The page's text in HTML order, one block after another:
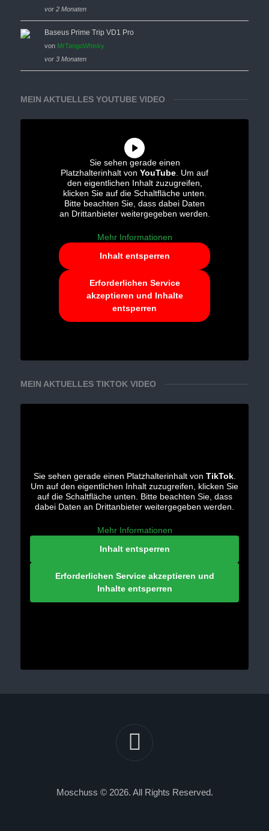
vor 2 Monaten
Baseus Prime Trip VD1 Pro
von MrTangoWhisky
vor 3 Monaten
MEIN AKTUELLES YOUTUBE VIDEO
Sie sehen gerade einen
Platzhalterinhalt von YouTube . Um auf
den eigentlichen Inhalt zuzugreifen,
klicken Sie auf die Schaltfläche unten.
Bitte beachten Sie, dass dabei Daten
an Drittanbieter weitergegeben werden.
Mehr Informationen
Inhalt entsperren
Erforderlichen Service
akzeptieren und Inhalte
entsperren
MEIN AKTUELLES TIKTOK VIDEO
Sie sehen gerade einen Platzhalterinhalt von TikTok.
Um auf den eigentlichen Inhalt zuzugreifen, klicken Sie
auf die Schaltfläche unten. Bitte beachten Sie, dass
dabei Daten an Drittanbieter weitergegeben werden.
Mehr Informationen
Inhalt entsperren
Erforderlichen Service akzeptieren und
Inhalte entsperren
Moschuss © 2026. All Rights Reserved.